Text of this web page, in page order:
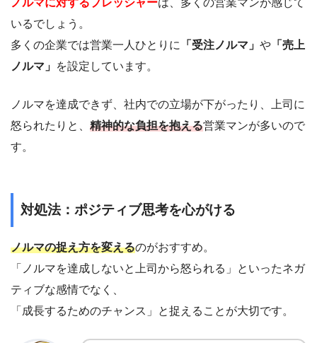
ノルマに対するプレッシャーは、多くの営業マンが感じて
いるでしょう。
多くの企業では営業一人ひとりに
「受注ノルマ」 や 「売上
ノルマ」 を設定しています。
ノルマを達成できず、社内での立場が下がったり、上司に
怒られたりと、 精神的な負担を抱える営業マンが多いので
す。
対処法：ポジティブ思考を心がける
ノルマの捉え方を変えるのがおすすめ。
「ノルマを達成しないと上司から怒られる」といったネガ
ティブな感情でなく、
「成長するためのチャンス」と捉えることが大切です。